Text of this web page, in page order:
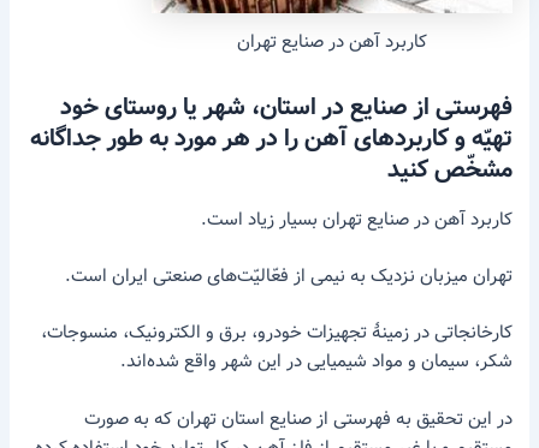
کاربرد آهن در صنایع تهران
فهرستیازصنایعدراستان، شهریا روستایخود
تهیّهوکاربردهایآهنرا درهرموردبهطورجداگانه
مشخّصکنید
کاربرد آهن در صنایع تهران بسیار زیاد است.
تهران میزبان نزدیک به نیمی از فعّالیّت‌های صنعتی ایران است.
کارخانجاتی در زمینهٔ تجهیزات خودرو، برق و الکترونیک، منسوجات،
شکر، سیمان و مواد شیمیایی در این شهر واقع شده‌اند.
در این تحقیق به فهرستی از صنایع استان تهران که به صورت